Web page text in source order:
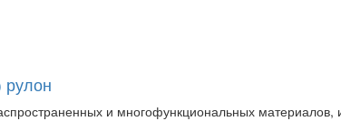
рулон
и многофункциональных материалов,